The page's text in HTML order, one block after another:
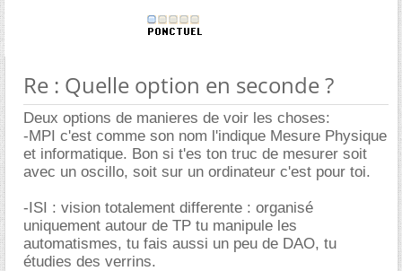
Re : Quelle option en seconde ?
Deux options de manieres de voir les choses:
-MPI c'est comme son nom l'indique Mesure Physique
et informatique. Bon si t'es ton truc de mesurer soit
avec un oscillo, soit sur un ordinateur c'est pour toi.
-ISI : vision totalement differente : organisé
uniquement autour de TP tu manipule les
automatismes, tu fais aussi un peu de DAO, tu
étudies des verrins.